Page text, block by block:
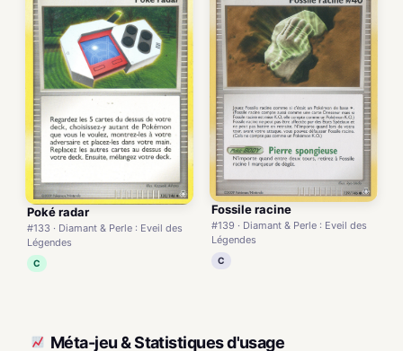
Poké radar
#133 · Diamant & Perle : Eveil des
Légendes
C
Fossile racine
#139 · Diamant & Perle : Eveil des
Légendes
C
Méta-jeu & Statistiques d'usage